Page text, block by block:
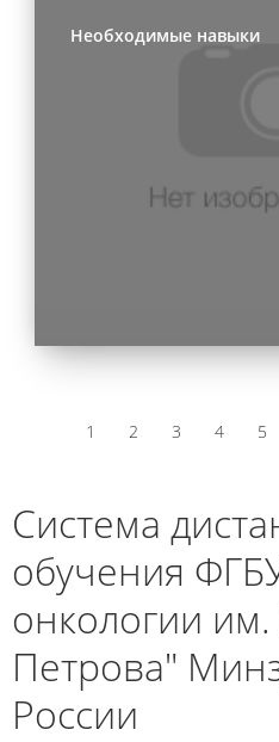
Необходимые навыки
1 2 3 4 5
Система
обучения
онкологии
Петрова"
России